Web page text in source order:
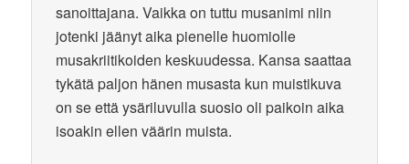
sanoittajana. Vaikka on tuttu musanimi niin
jotenki jäänyt aika pienelle huomiolle
musakriitikoiden keskuudessa. Kansa saattaa
tykätä paljon hänen musasta kun muistikuva
on se että ysäriluvulla suosio oli paikoin aika
isoakin ellen väärin muista.